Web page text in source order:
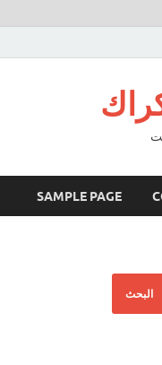
SAMPLE PAGE
البحث